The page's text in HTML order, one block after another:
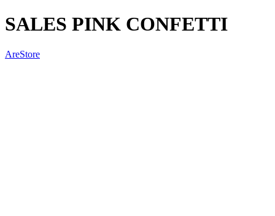
SALES PINK CONFETTI
AreStore